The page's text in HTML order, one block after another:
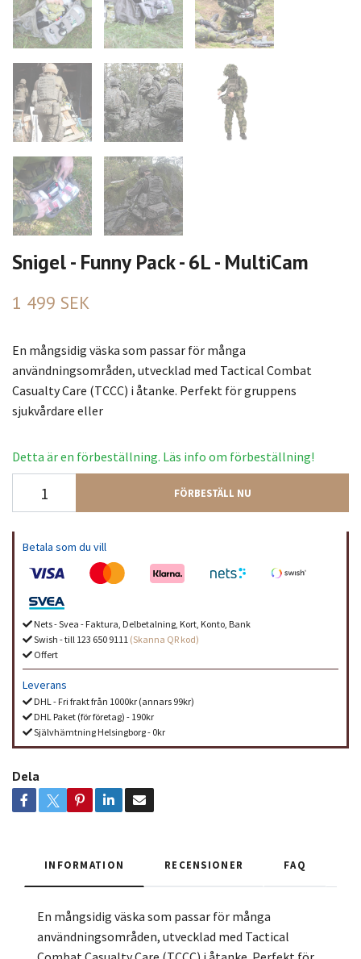
Snigel - Funny Pack - 6L - MultiCam
1 499 SEK
En mångsidig väska som passar för många
användningsområden, utvecklad med Tactical Combat
Casualty Care (TCCC) i åtanke. Perfekt för gruppens
sjukvårdare eller
Detta är en förbeställning. Läs info om förbeställning!
FÖRBESTÄLL NU
Betala som du vill
Nets - Svea - Faktura, Delbetalning, Kort, Konto, Bank
Swish - till 123 650 9111 (Skanna QR kod)
Offert
Leverans
DHL - Fri frakt från 1000kr (annars 99kr)
DHL Paket (för företag) - 190kr
Självhämtning Helsingborg - 0kr
Dela
INFORMATION RECENSIONER FAQ
En mångsidig väska som passar för många
användningsområden, utvecklad med Tactical